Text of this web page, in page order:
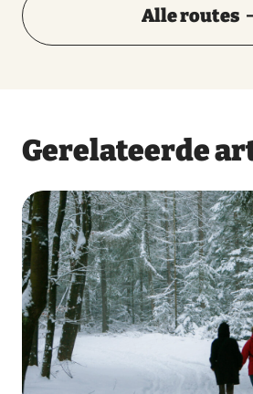
Alle routes
Gerelateerde